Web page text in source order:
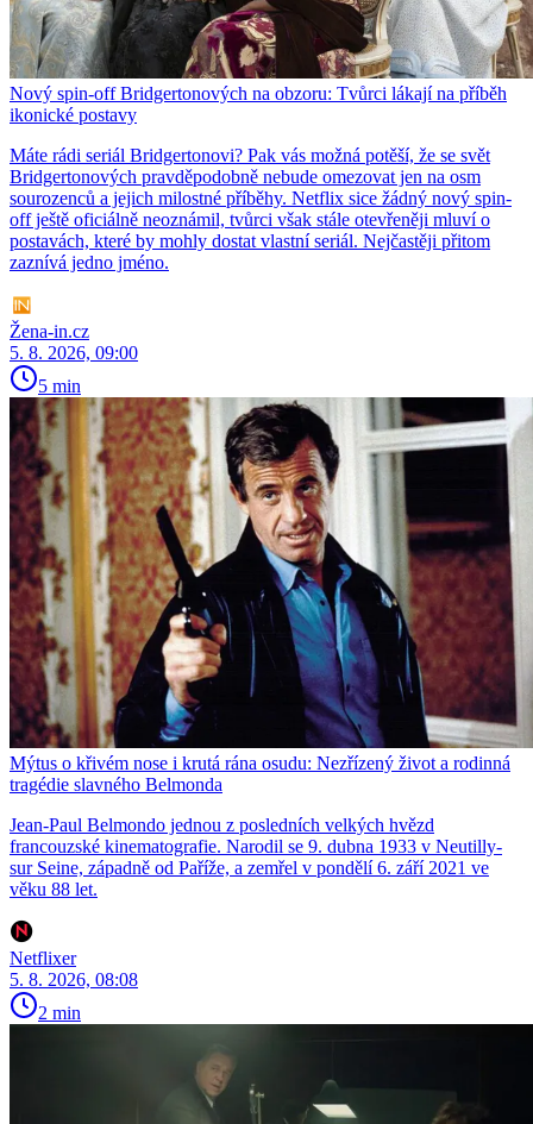
Nový spin-off Bridgertonových na obzoru: Tvůrci lákají na příběh
ikonické postavy
Máte rádi seriál Bridgertonovi? Pak vás možná potěší, že se svět
Bridgertonových pravděpodobně nebude omezovat jen na osm
sourozenců a jejich milostné příběhy. Netflix sice žádný nový spin-
off ještě oficiálně neoznámil, tvůrci však stále otevřeněji mluví o
postavách, které by mohly dostat vlastní seriál. Nejčastěji přitom
zaznívá jedno jméno.
Žena-in.cz
5. 8. 2026, 09:00
5 min
Mýtus o křivém nose i krutá rána osudu: Nezřízený život a rodinná
tragédie slavného Belmonda
Jean-Paul Belmondo jednou z posledních velkých hvězd
francouzské kinematografie. Narodil se 9. dubna 1933 v Neutilly-
sur Seine, západně od Paříže, a zemřel v pondělí 6. září 2021 ve
věku 88 let.
Netflixer
5. 8. 2026, 08:08
2 min